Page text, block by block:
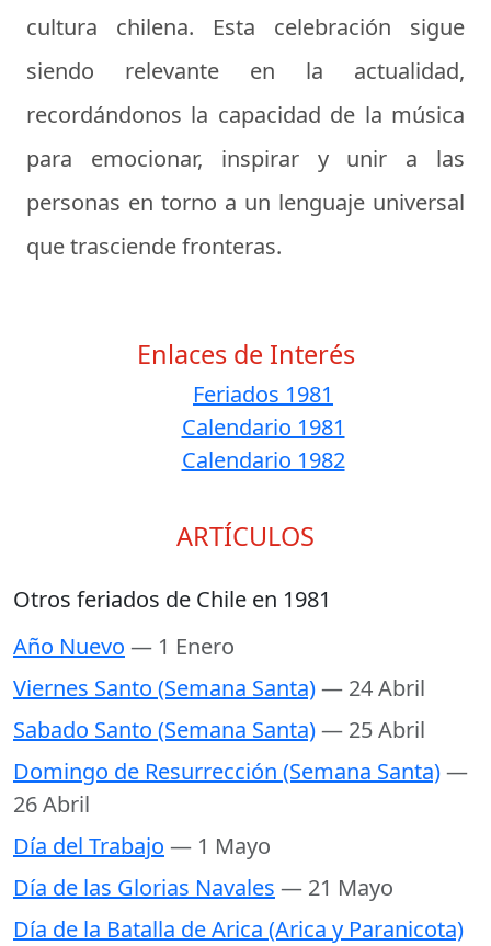
cultura chilena. Esta celebración sigue
siendo relevante en la actualidad,
recordándonos la capacidad de la música
para emocionar, inspirar y unir a las
personas en torno a un lenguaje universal
que trasciende fronteras.
Enlaces de Interés
Feriados 1981
Calendario 1981
Calendario 1982
ARTÍCULOS
Otros feriados de Chile en 1981
Año Nuevo — 1 Enero
Viernes Santo (Semana Santa)— 24 Abril
Sabado Santo (Semana Santa)— 25 Abril
Domingo de Resurrección (Semana Santa)—
26 Abril
Día del Trabajo — 1 Mayo
Día de las Glorias Navales — 21 Mayo
Día de la Batalla de Arica (Arica y Paranicota)